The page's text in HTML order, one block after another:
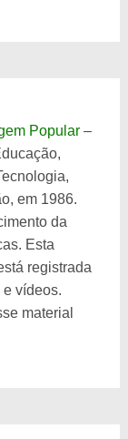
Popular –
em 1986.
da
Esta
registrada
vídeos.
material